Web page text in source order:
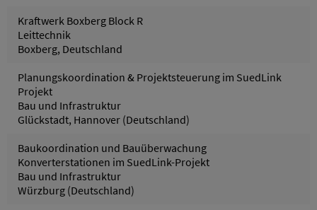
Kraftwerk Boxberg Block R
Leittechnik
Boxberg, Deutschland
Planungskoordination & Projektsteuerung im SuedLink
Projekt
Bau und Infrastruktur
Glückstadt, Hannover (Deutschland)
Baukoordination und Bauüberwachung
Konverterstationen im SuedLink-Projekt
Bau und Infrastruktur
Würzburg (Deutschland)